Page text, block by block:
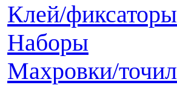
Клей/фиксаторы
Наборы
Махровки/